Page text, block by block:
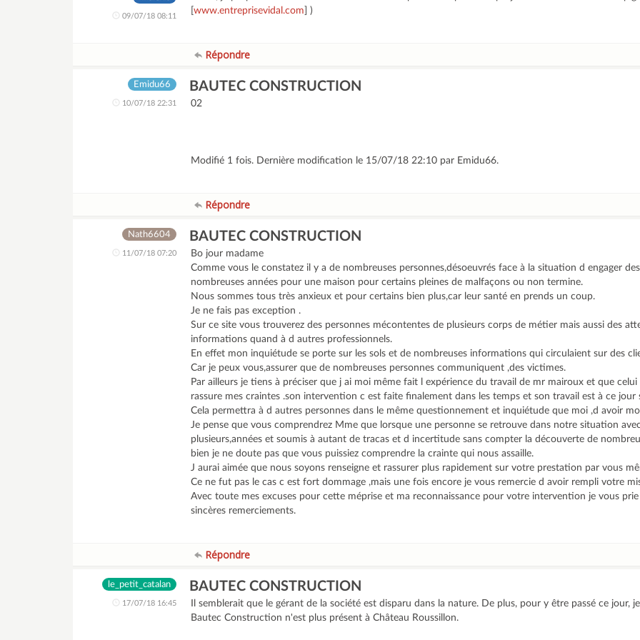
09/07/18 08:11
[www.entreprisevidal.com ] )
Répondre
Emidu66
10/07/18 22:31
BAUTEC CONSTRUCTION
02
Modifié 1 fois. Dernière modification le 15/07/18 22:10 par Emidu66.
Répondre
Nath6604
11/07/18 07:20
BAUTEC CONSTRUCTION
Bo jour madame
Comme vous le constatez il y a de nombreuses personnes,désoeuvrés face à la situation d engager
nombreuses années pour une maison pour certains pleines de malfaçons ou non termine.
Nous sommes tous très anxieux et pour certains bien plus,car leur santé en prends un coup.
Je ne fais pas exception .
Sur ce site vous trouverez des personnes mécontentes de plusieurs corps de métier mais aussi des
informations quand à d autres professionnels.
En effet mon inquiétude se porte sur les sols et de nombreuses informations qui circulaient sur des
Car je peux vous,assurer que de nombreuses personnes communiquent ,des victimes.
Par ailleurs je tiens à préciser que j ai moi même fait l expérience du travail de mr mairoux et que
rassure mes craintes .son intervention c est faite finalement dans les temps et son travail est à ce jour
Cela permettra à d autres personnes dans le même questionnement et inquiétude que moi ,d avoir
Je pense que vous comprendrez Mme que lorsque une personne se retrouve dans notre situation
plusieurs,années et soumis à autant de tracas et d incertitude sans compter la découverte de
bien je ne doute pas que vous puissiez comprendre la crainte qui nous assaille.
J aurai aimée que nous soyons renseigne et rassurer plus rapidement sur votre prestation par vous
Ce ne fut pas le cas c est fort dommage ,mais une fois encore je vous remercie d avoir rempli votre
Avec toute mes excuses pour cette méprise et ma reconnaissance pour votre intervention je vous
sincères remerciements.
Répondre
le_petit_catalan
17/07/18 16:45
BAUTEC CONSTRUCTION
Il semblerait que le gérant de la société est disparu dans la nature. De plus, pour y être passé ce jour,
Bautec Construction n'est plus présent à Château Roussillon.